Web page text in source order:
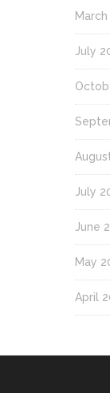
March
July
July
June
May
April